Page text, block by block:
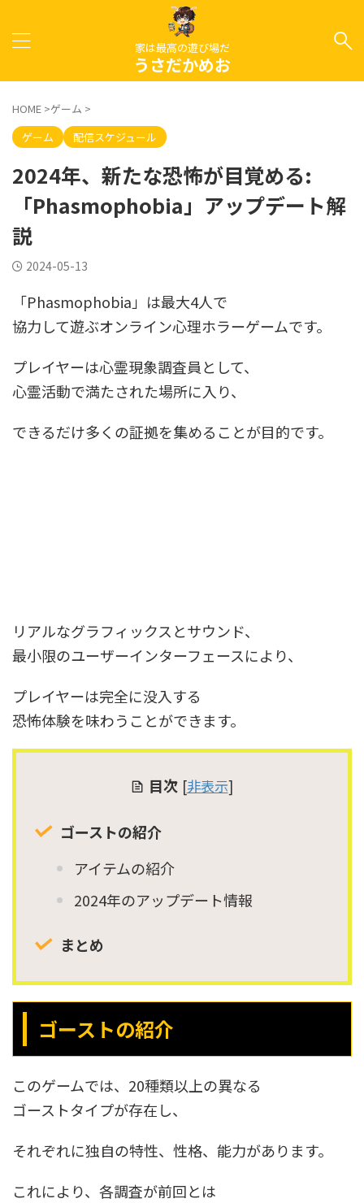
家は最高の遊び場だ
うさだかめお
HOME >ゲーム >
ゲーム
配信スケジュール
2024年、新たな恐怖が目覚める:
「Phasmophobia」アップデート解
説
2024-05-13
「Phasmophobia」は最大4人で
協力して遊ぶオンライン心理ホラーゲームです。
プレイヤーは心霊現象調査員として、
心霊活動で満たされた場所に入り、
できるだけ多くの証拠を集めることが目的です。
リアルなグラフィックスとサウンド、
最小限のユーザーインターフェースにより、
プレイヤーは完全に没入する
恐怖体験を味わうことができます。
目次 [非表示]
ゴーストの紹介
アイテムの紹介
2024年のアップデート情報
まとめ
ゴーストの紹介
このゲームでは、20種類以上の異なる
ゴーストタイプが存在し、
それぞれに独自の特性、性格、能力があります。
これにより、各調査が前回とは